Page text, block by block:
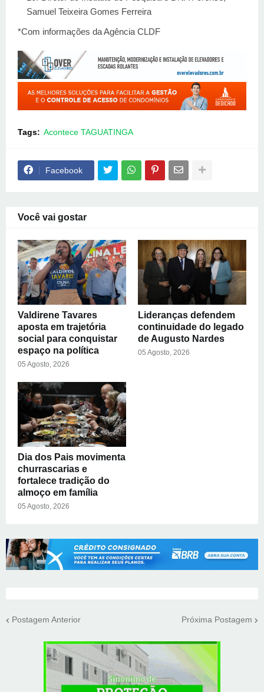
Samuel Teixeira Gomes Ferreira
*Com informações da Agência CLDF
Tags: Acontece TAGUATINGA
Facebook
Você vai gostar
Valdirene Tavares
aposta em trajetória
social para conquistar
espaço na política
05 Agosto, 2026
Lideranças defendem
continuidade do legado
de Augusto Nardes
05 Agosto, 2026
Dia dos Pais movimenta
churrascarias e
fortalece tradição do
almoço em família
05 Agosto, 2026
Postagem Anterior Próxima Postagem